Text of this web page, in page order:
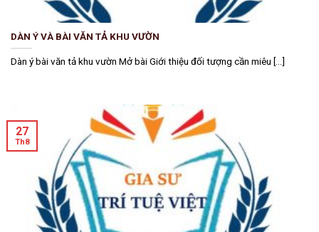
DÀN Ý VÀ BÀI VĂN TẢ KHU VƯỜN
Dàn ý bài văn tả khu vườn Mở bài Giới thiệu đối tượng cần miêu [...]
27
Th8